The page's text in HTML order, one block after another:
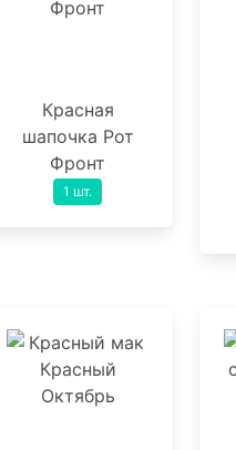
Красная
шапочка Рот
Фронт
1 шт.